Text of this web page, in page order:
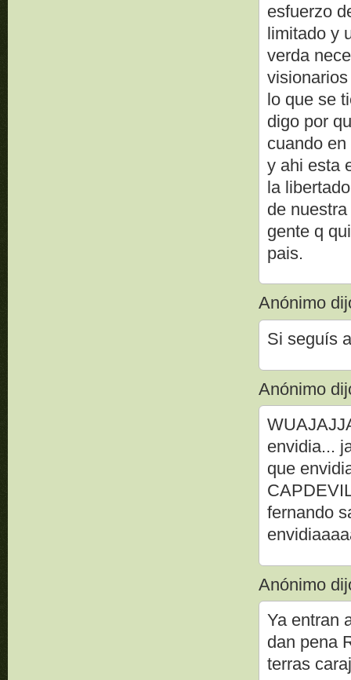
esfuerzo
limitado y
verda
lo que se
digo por
cuando
y ahi esta
la
de
gente q
pais.
Anónimo
Si seguís
Anónimo
envidia...
que
fernando
Anónimo
Ya entran
dan pena
terras